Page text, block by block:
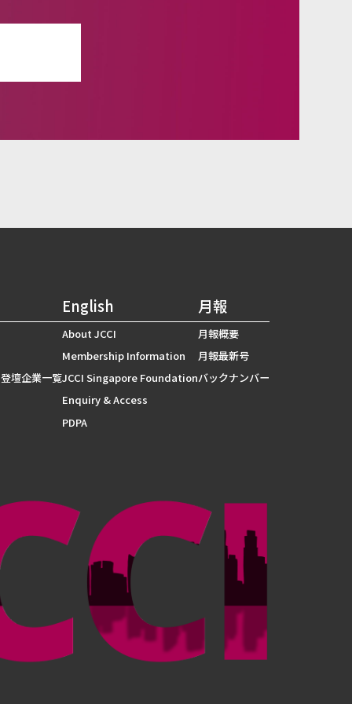
壇企業一覧
English
About JCCI
Membership Information
JCCI Singapore Foundation
Enquiry & Access
PDPA
月報
月報概要
月報最新号
バックナンバー